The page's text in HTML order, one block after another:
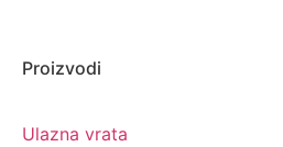
Proizvodi
Ulazna vrata